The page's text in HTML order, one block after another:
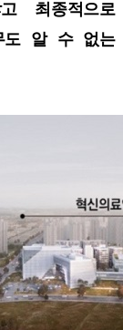
최종적으로
도 알 수 없는